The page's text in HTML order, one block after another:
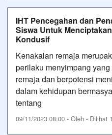
IHT Pencegahan dan
Siswa Untuk
Kondusif
Kenakalan remaja
perilaku menyimpang
remaja dan berpotensi
dalam kehidupan
tentang
09/11/2023 08:00 - Oleh - Dilihat